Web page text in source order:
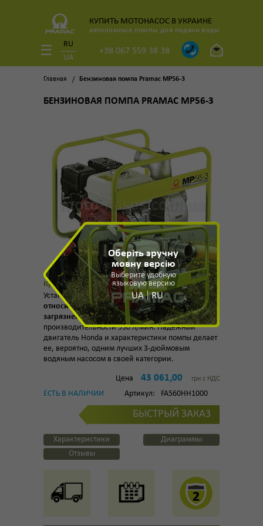
КУПИТЬ МОТОНАСОС В УКРАИНЕ
автономные помпы для подачи воды
+38 067 559 38 38
RU
UA
Главная Бензиновая помпа Pramac MP56-3
БЕНЗИНОВАЯ ПОМПА PRAMAC MP56-3
Краткое описание
Установка -бензиновая помпа Pramac MP56-3
относится к устройствам работающим с
загрязненной водойпри высокой
производительности 930 л/мин. Надежный
двигатель Honda и характеристики помпы делает
ее, вероятно, одним лучших 3-дюймовым
водяным насосом в своей категории.
Цена 43 061,00 грн с НДС
ЕСТЬ В НАЛИЧИИ Артикул: FA560HH1000
БЫСТРЫЙ ЗАКАЗ
Характеристики
Диаграммы
Отзывы
Оберіть зручну
мовну версію
Выберите удобную
языковую версию
RU
UA